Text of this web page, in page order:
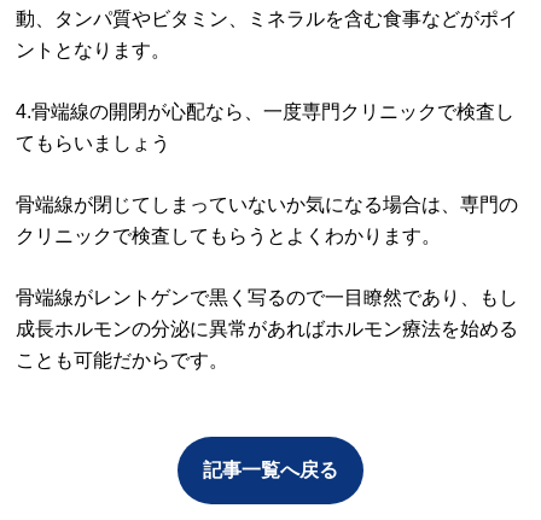
動、タンパ質やビタミン、ミネラルを含む食事などがポイ
ントとなります。
4.骨端線の開閉が心配なら、一度専門クリニックで検査し
てもらいましょう
骨端線が閉じてしまっていないか気になる場合は、専門の
クリニックで検査してもらうとよくわかります。
骨端線がレントゲンで黒く写るので一目瞭然であり、もし
成長ホルモンの分泌に異常があればホルモン療法を始める
ことも可能だからです。
記事一覧へ戻る